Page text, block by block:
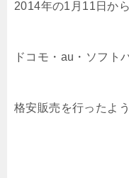
2014年の1月11日か
ドコモ・au・ソフト
格安販売を行ったよ